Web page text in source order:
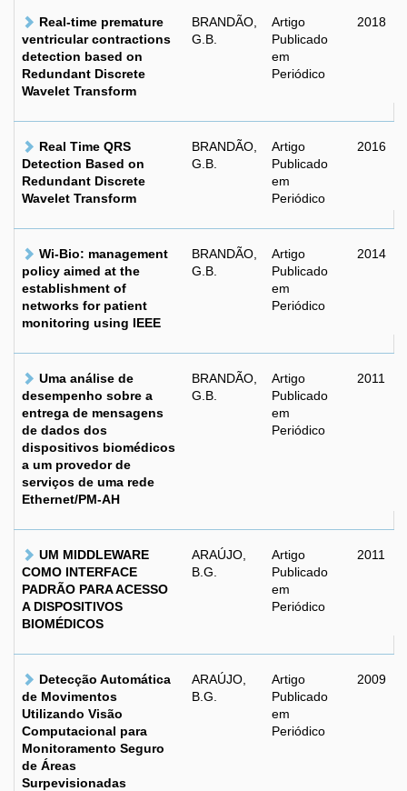
Real-time premature
ventricular contractions
detection based on
Redundant Discrete
Wavelet Transform
BRANDÃO,
G.B.
Artigo
Publicado
em
Periódico
2018
Real Time QRS
Detection Based on
Redundant Discrete
Wavelet Transform
BRANDÃO,
G.B.
Artigo
Publicado
em
Periódico
2016
Wi-Bio: management
policy aimed at the
establishment of
networks for patient
monitoring using IEEE
BRANDÃO,
G.B.
Artigo
Publicado
em
Periódico
2014
Uma análise de
desempenho sobre a
entrega de mensagens
de dados dos
dispositivos biomédicos
a um provedor de
serviços de uma rede
Ethernet/PM-AH
BRANDÃO,
G.B.
Artigo
Publicado
em
Periódico
2011
UM MIDDLEWARE
COMO INTERFACE
PADRÃO PARA ACESSO
A DISPOSITIVOS
BIOMÉDICOS
ARAÚJO,
B.G.
Artigo
Publicado
em
Periódico
2011
Detecção Automática
de Movimentos
Utilizando Visão
Computacional para
Monitoramento Seguro
de Áreas
Surpevisionadas
ARAÚJO,
B.G.
Artigo
Publicado
em
Periódico
2009